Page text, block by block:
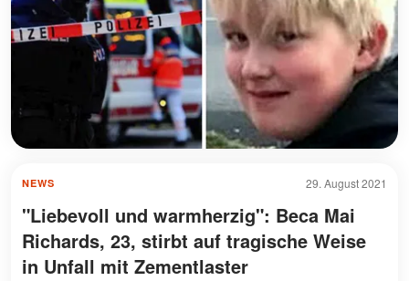
29. August 2021
NEWS
"Liebevoll und warmherzig": Beca Mai
Richards, 23, stirbt auf tragische Weise
in Unfall mit Zementlaster